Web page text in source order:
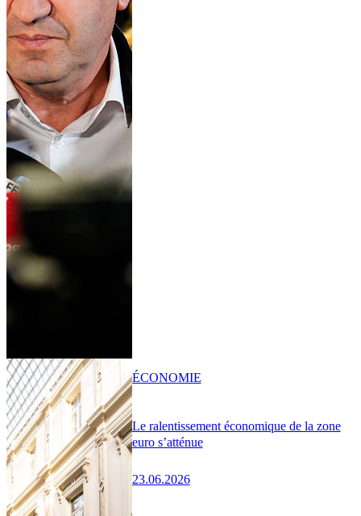
Le ralentissement économique de la zone
euro s’atténue
23.06.2026
ÉCONOMIE